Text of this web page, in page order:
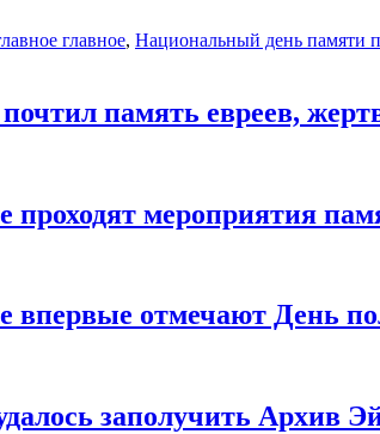
главное, Национальный день памяти
память евреев,
мероприятия
впервые отмечают День
заполучить Архив